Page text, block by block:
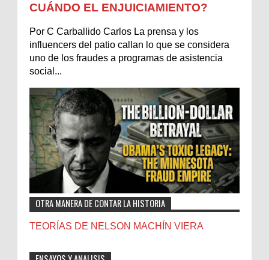
CUÁNDO EL ENJUICIAMIENTO?
Por C Carballido Carlos La prensa y los
influencers del patio callan lo que se considera
uno de los fraudes a programas de asistencia
social...
OTRA MANERA DE CONTAR LA HISTORIA
TEORÍAS DE NELSON MACHÍN VIERA